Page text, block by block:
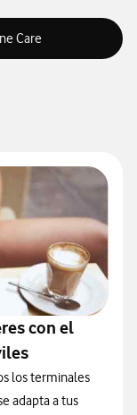
Care
con el
los terminales
adapta a tus